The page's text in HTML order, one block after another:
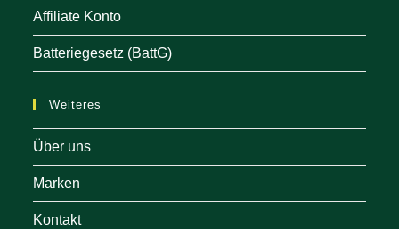
Affiliate Konto
Batteriegesetz (BattG)
Weiteres
Über uns
Marken
Kontakt